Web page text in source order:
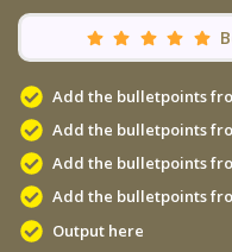
Add the bulletpoints
Add the bulletpoints
Add the bulletpoints
Add the bulletpoints
Output here